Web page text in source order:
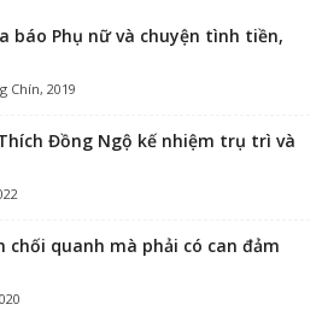
báo Phụ nữ và chuyện tình tiền,
Chín, 2019
Đồng Ngộ kế nhiệm trụ trì và
chối quanh mà phải có can đảm